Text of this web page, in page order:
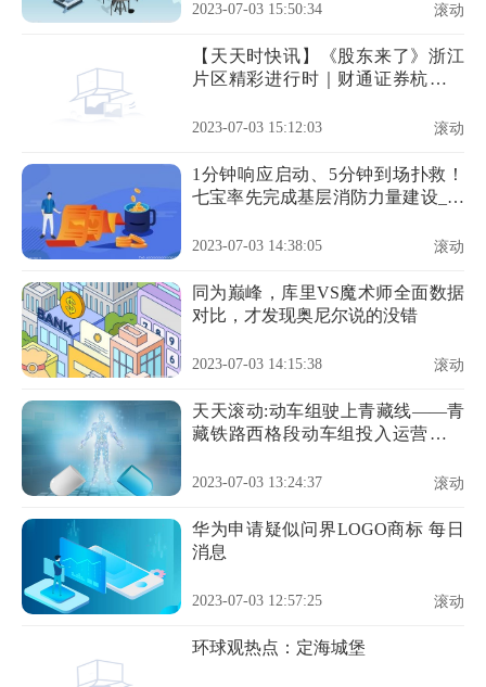
2023-07-03 15:50:34 滚动
【天天时快讯】《股东来了》浙江
片区精彩进行时｜财通证券杭州分
动
2023-07-03 15:12:03 滚动
1分钟响应启动、5分钟到场扑救！
七宝率先完成基层消防力量建设_新
2023-07-03 14:38:05 滚动
同为巅峰，库里VS魔术师全面数据
对比，才发现奥尼尔说的没错
2023-07-03 14:15:38 滚动
天天滚动:动车组驶上青藏线——青
藏铁路西格段动车组投入运营首日
2023-07-03 13:24:37 滚动
华为申请疑似问界LOGO商标 每日
消息
2023-07-03 12:57:25 滚动
环球观热点：定海城堡